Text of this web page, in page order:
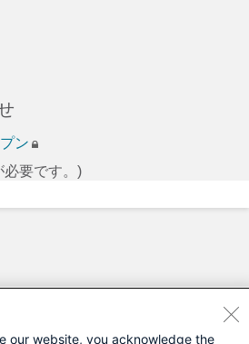
ン
必要です。)
our website, you acknowledge the